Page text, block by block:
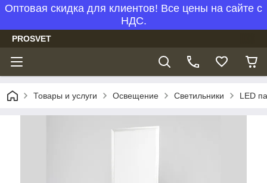
Оптовая скидка для клиентов! Все цены на сайте с
НДС.
PROSVET
Товары и услуги Освещение Светильники LED